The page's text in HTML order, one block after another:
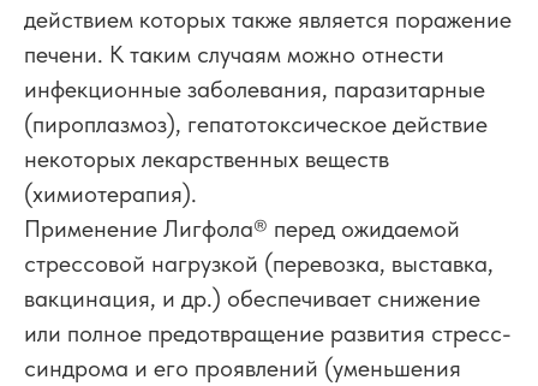
действием которых также является поражение
печени. К таким случаям можно отнести
инфекционные заболевания, паразитарные
(пироплазмоз), гепатотоксическое действие
некоторых лекарственных веществ
(химиотерапия).
Применение Лигфола® перед ожидаемой
стрессовой нагрузкой (перевозка, выставка,
вакцинация, и др.) обеспечивает снижение
или полное предотвращение развития стресс-
синдрома и его проявлений (уменьшения